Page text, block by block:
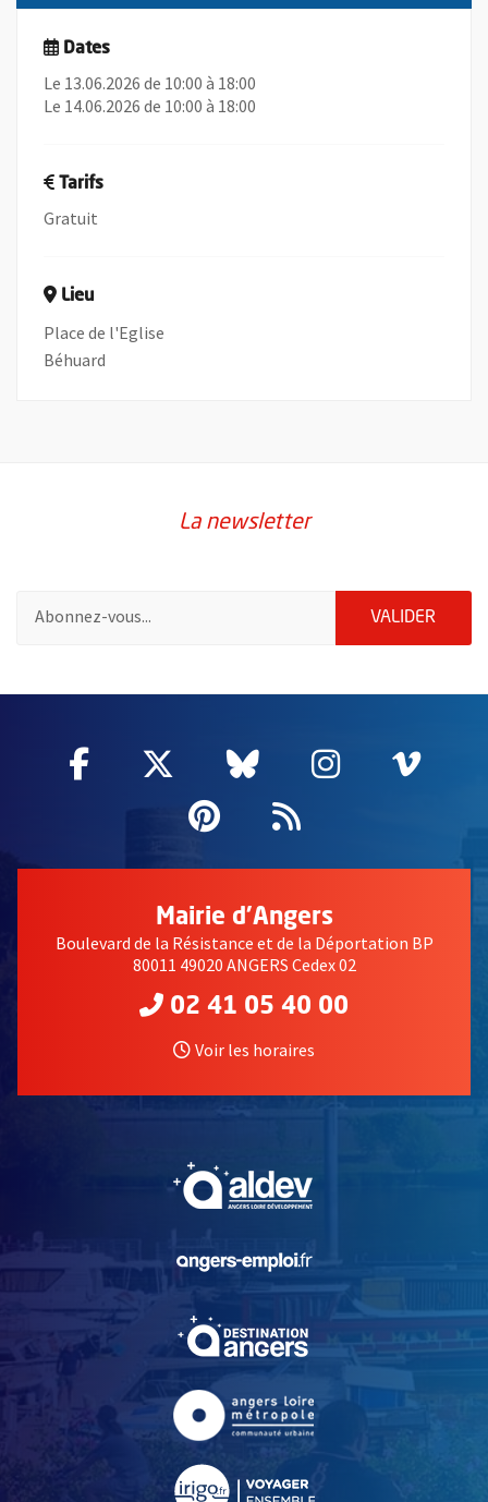
Dates
Le 13.06.2026 de 10:00 à 18:00
Le 14.06.2026 de 10:00 à 18:00
Tarifs
Gratuit
Lieu
Place de l'Eglise
Béhuard
La newsletter
VALIDER
Facebook
, Ouvre une nouvelle fenêtre
Twitter
, Ouvre une nouvelle
Bluesky
, Ouvre une
Instagram
, Ouvre
,
Pinterest
, Ouvre une
Flux RSS
Mairie d'Angers
Boulevard de la Résistance et de la Déportation BP
80011 49020 ANGERS Cedex 02
02 41 05 40 00
Voir les horaires
, Ouvre une nouvelle
, Ouvre une nouvelle